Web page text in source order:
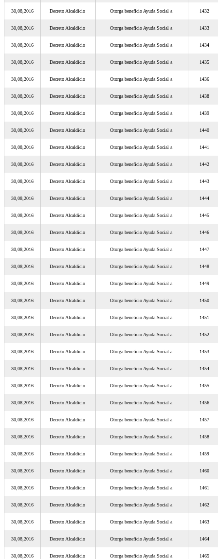
30,08,2016 Decreto Alcaldicio Otorga beneficio Ayuda Social a 1432
30,08,2016 Decreto Alcaldicio Otorga beneficio Ayuda Social a 1433
30,08,2016 Decreto Alcaldicio Otorga beneficio Ayuda Social a 1434
30,08,2016 Decreto Alcaldicio Otorga beneficio Ayuda Social a 1435
30,08,2016 Decreto Alcaldicio Otorga beneficio Ayuda Social a 1436
30,08,2016 Decreto Alcaldicio Otorga beneficio Ayuda Social a 1438
30,08,2016 Decreto Alcaldicio Otorga beneficio Ayuda Social a 1439
30,08,2016 Decreto Alcaldicio Otorga beneficio Ayuda Social a 1440
30,08,2016 Decreto Alcaldicio Otorga beneficio Ayuda Social a 1441
30,08,2016 Decreto Alcaldicio Otorga beneficio Ayuda Social a 1442
30,08,2016 Decreto Alcaldicio Otorga beneficio Ayuda Social a 1443
30,08,2016 Decreto Alcaldicio Otorga beneficio Ayuda Social a 1444
30,08,2016 Decreto Alcaldicio Otorga beneficio Ayuda Social a 1445
30,08,2016 Decreto Alcaldicio Otorga beneficio Ayuda Social a 1446
30,08,2016 Decreto Alcaldicio Otorga beneficio Ayuda Social a 1447
30,08,2016 Decreto Alcaldicio Otorga beneficio Ayuda Social a 1448
30,08,2016 Decreto Alcaldicio Otorga beneficio Ayuda Social a 1449
30,08,2016 Decreto Alcaldicio Otorga beneficio Ayuda Social a 1450
30,08,2016 Decreto Alcaldicio Otorga beneficio Ayuda Social a 1451
30,08,2016 Decreto Alcaldicio Otorga beneficio Ayuda Social a 1452
30,08,2016 Decreto Alcaldicio Otorga beneficio Ayuda Social a 1453
30,08,2016 Decreto Alcaldicio Otorga beneficio Ayuda Social a 1454
30,08,2016 Decreto Alcaldicio Otorga beneficio Ayuda Social a 1455
30,08,2016 Decreto Alcaldicio Otorga beneficio Ayuda Social a 1456
30,08,2016 Decreto Alcaldicio Otorga beneficio Ayuda Social a 1457
30,08,2016 Decreto Alcaldicio Otorga beneficio Ayuda Social a 1458
30,08,2016 Decreto Alcaldicio Otorga beneficio Ayuda Social a 1459
30,08,2016 Decreto Alcaldicio Otorga beneficio Ayuda Social a 1460
30,08,2016 Decreto Alcaldicio Otorga beneficio Ayuda Social a 1461
30,08,2016 Decreto Alcaldicio Otorga beneficio Ayuda Social a 1462
30,08,2016 Decreto Alcaldicio Otorga beneficio Ayuda Social a 1463
30,08,2016 Decreto Alcaldicio Otorga beneficio Ayuda Social a 1464
30,08,2016 Decreto Alcaldicio Otorga beneficio Ayuda Social a 1465